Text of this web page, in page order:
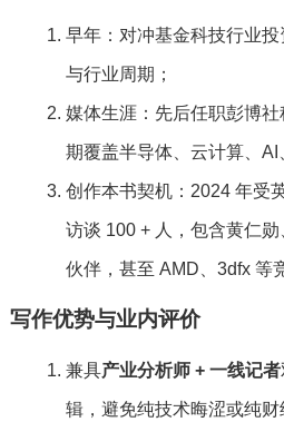
早年：对冲基金科技行业
与行业周期；
媒体生涯：先后任职彭博
期覆盖半导体、云计算、AI
创作本书契机：2024 年受
访谈 100 + 人，包含黄仁
伙伴，甚至 AMD、3dfx 等
写作优势与业内评价
兼具产业分析师 + 一线记者
辑，避免纯技术晦涩或纯财